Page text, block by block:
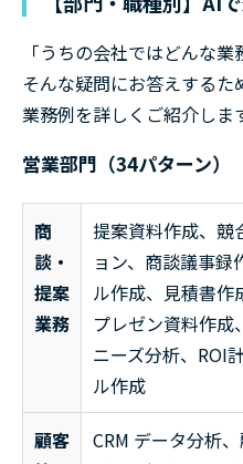
「うちの会社ではどんな業
そんな疑問にお答えする
業務例を詳しくご紹介しま
営業部門（34パターン）
商
談・
提案
業務
提案資料作成、競
ョン、商談議事録
ル作成、見積書作
プレゼン資料作成
ニーズ分析、ROI
ル作成
顧客
CRM データ分析